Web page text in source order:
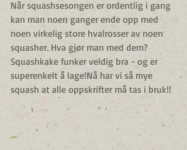
Når squashsesongen er ordentlig i gang
kan man noen ganger ende opp med
noen virkelig store hvalrosser av noen
squasher. Hva gjør man med dem?
Squashkake funker veldig bra - og er
superenkelt å lage!Nå har vi så mye
squash at alle oppskrifter må tas i bruk!!